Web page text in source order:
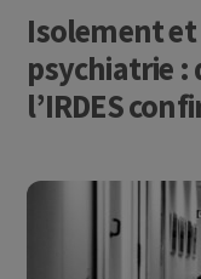
Isolement
psychiatrie :
l’IRDES